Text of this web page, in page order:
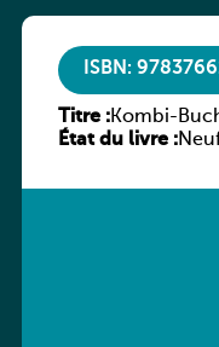
ISBN:
Titre :Kombi-
État du livre :